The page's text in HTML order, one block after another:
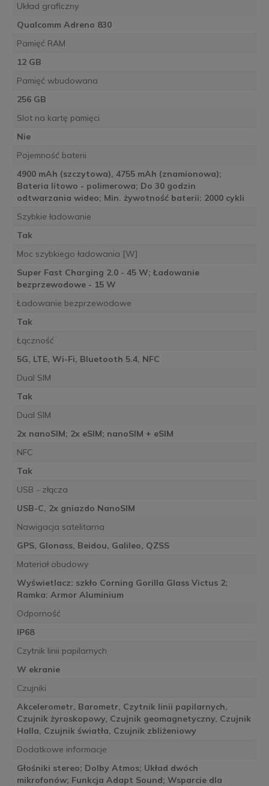
Układ graficzny
Qualcomm Adreno 830
Pamięć RAM
12 GB
Pamięć wbudowana
256 GB
Slot na kartę pamięci
Nie
Pojemność baterii
4900 mAh (szczytowa), 4755 mAh (znamionowa);
Bateria litowo - polimerowa; Do 30 godzin
odtwarzania wideo; Min. żywotność baterii: 2000 cykli
Szybkie ładowanie
Tak
Moc szybkiego ładowania [W]
Super Fast Charging 2.0 - 45 W; Ładowanie
bezprzewodowe - 15 W
Ładowanie bezprzewodowe
Tak
Łączność
5G, LTE, Wi-Fi, Bluetooth 5.4, NFC
Dual SIM
Tak
Dual SIM
2x nanoSIM; 2x eSIM; nanoSIM + eSIM
NFC
Tak
USB - złącza
USB-C, 2x gniazdo NanoSIM
Nawigacja satelitarna
GPS, Glonass, Beidou, Galileo, QZSS
Materiał obudowy
Wyświetlacz: szkło Corning Gorilla Glass Victus 2;
Ramka: Armor Aluminium
Odporność
IP68
Czytnik linii papilarnych
W ekranie
Czujniki
Akcelerometr, Barometr, Czytnik linii papilarnych,
Czujnik żyroskopowy, Czujnik geomagnetyczny, Czujnik
Halla, Czujnik światła, Czujnik zbliżeniowy
Dodatkowe informacje
Głośniki stereo; Dolby Atmos; Układ dwóch
mikrofonów; Funkcja Adapt Sound; Wsparcie dla